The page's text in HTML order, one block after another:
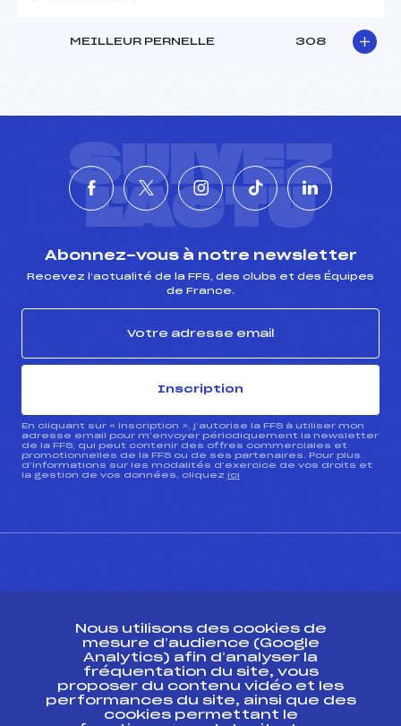
MEILLEUR PERNELLE 308
SUIVEZ
L'ACTU
Abonnez-vous à notre newsletter
Recevez l’actualité de la FFS, des clubs et des Équipes
de France.
Inscription
En cliquant sur « inscription », j’autorise la FFS à utiliser mon
adresse email pour m’envoyer périodiquement la newsletter
de la FFS, qui peut contenir des offres commerciales et
promotionnelles de la FFS ou de ses partenaires. Pour plus
d’informations sur les modalités d’exercice de vos droits et
la gestion de vos données, cliquez ici
Ressources
Pass’Neige
Nous utilisons des cookies de
mesure d’audience (Google
Analytics) afin d’analyser la
fréquentation du site, vous
proposer du contenu vidéo et les
performances du site, ainsi que des
cookies permettant le